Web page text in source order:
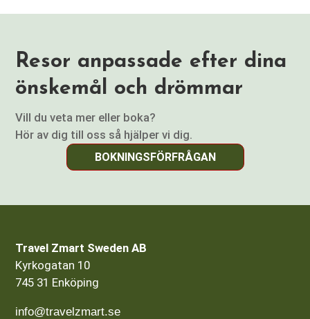
Resor anpassade efter dina
önskemål och drömmar
Vill du veta mer eller boka?
Hör av dig till oss så hjälper vi dig.
BOKNINGSFÖRFRÅGAN
Travel Zmart Sweden AB
Kyrkogatan 10
745 31 Enköping
info@travelzmart.se